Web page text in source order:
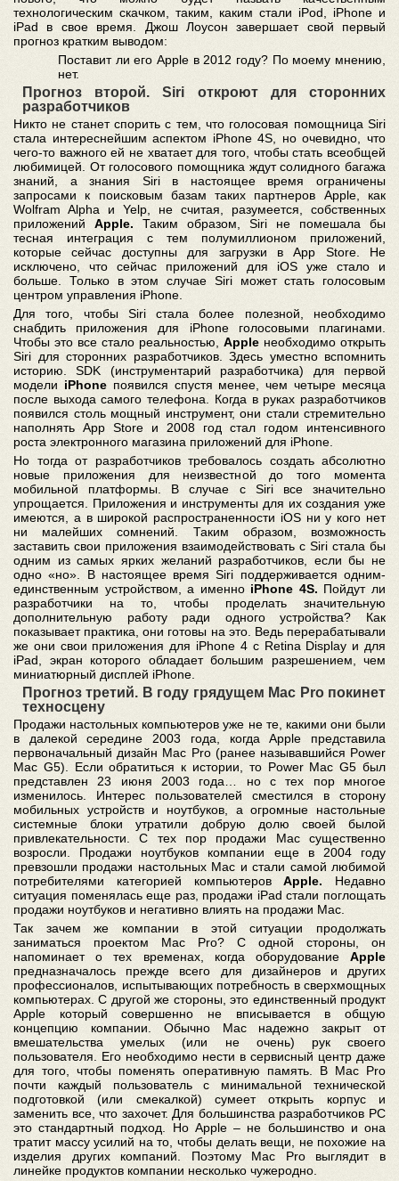
технологическим скачком, таким, каким стали iPod, iPhone и
iPad в свое время. Джош Лоусон завершает свой первый
прогноз кратким выводом:
Поставит ли его Apple в 2012 году? По моему мнению,
нет.
Прогноз второй. Siri откроют для сторонних
разработчиков
Никто не станет спорить с тем, что голосовая помощница Siri
стала интереснейшим аспектом iPhone 4S, но очевидно, что
чего-то важного ей не хватает для того, чтобы стать всеобщей
любимицей. От голосового помощника ждут солидного багажа
знаний, а знания Siri в настоящее время ограничены
запросами к поисковым базам таких партнеров Apple, как
Wolfram Alpha и Yelp, не считая, разумеется, собственных
приложений Apple. Таким образом, Siri не помешала бы
тесная интеграция с тем полумиллионом приложений,
которые сейчас доступны для загрузки в App Store. Не
исключено, что сейчас приложений для iOS уже стало и
больше. Только в этом случае Siri может стать голосовым
центром управления iPhone.
Для того, чтобы Siri стала более полезной, необходимо
снабдить приложения для iPhone голосовыми плагинами.
Чтобы это все стало реальностью, Apple необходимо открыть
Siri для сторонних разработчиков. Здесь уместно вспомнить
историю. SDK (инструментарий разработчика) для первой
модели iPhoneпоявился спустя менее, чем четыре месяца
после выхода самого телефона. Когда в руках разработчиков
появился столь мощный инструмент, они стали стремительно
наполнять App Store и 2008 год стал годом интенсивного
роста электронного магазина приложений для iPhone.
Но тогда от разработчиков требовалось создать абсолютно
новые приложения для неизвестной до того момента
мобильной платформы. В случае с Siri все значительно
упрощается. Приложения и инструменты для их создания уже
имеются, а в широкой распространенности iOS ни у кого нет
ни малейших сомнений. Таким образом, возможность
заставить свои приложения взаимодействовать с Siri стала бы
одним из самых ярких желаний разработчиков, если бы не
одно «но». В настоящее время Siri поддерживается одним-
единственным устройством, а именно iPhone 4S. Пойдут ли
разработчики на то, чтобы проделать значительную
дополнительную работу ради одного устройства? Как
показывает практика, они готовы на это. Ведь перерабатывали
же они свои приложения для iPhone 4 с Retina Display и для
iPad, экран которого обладает большим разрешением, чем
миниатюрный дисплей iPhone.
Прогноз третий. В году грядущем Mac Pro покинет
техносцену
Продажи настольных компьютеров уже не те, какими они были
в далекой середине 2003 года, когда Apple представила
первоначальный дизайн Mac Pro (ранее называвшийся Power
Mac G5). Если обратиться к истории, то Power Mac G5 был
представлен 23 июня 2003 года… но с тех пор многое
изменилось. Интерес пользователей сместился в сторону
мобильных устройств и ноутбуков, а огромные настольные
системные блоки утратили добрую долю своей былой
привлекательности. С тех пор продажи Mac существенно
возросли. Продажи ноутбуков компании еще в 2004 году
превзошли продажи настольных Mac и стали самой любимой
потребителями категорией компьютеровApple. Недавно
ситуация поменялась еще раз, продажи iPad стали поглощать
продажи ноутбуков и негативно влиять на продажи Mac.
Так зачем же компании в этой ситуации продолжать
заниматься проектом Mac Pro? С одной стороны, он
напоминает о тех временах, когда оборудование Apple
предназначалось прежде всего для дизайнеров и других
профессионалов, испытывающих потребность в сверхмощных
компьютерах. С другой же стороны, это единственный продукт
Apple который совершенно не вписывается в общую
концепцию компании. Обычно Mac надежно закрыт от
вмешательства умелых (или не очень) рук своего
пользователя. Его необходимо нести в сервисный центр даже
для того, чтобы поменять оперативную память. В Mac Pro
почти каждый пользователь с минимальной технической
подготовкой (или смекалкой) сумеет открыть корпус и
заменить все, что захочет. Для большинства разработчиков PC
это стандартный подход. Но Apple – не большинство и она
тратит массу усилий на то, чтобы делать вещи, не похожие на
изделия других компаний. Поэтому Mac Pro выглядит в
линейке продуктов компании несколько чужеродно.